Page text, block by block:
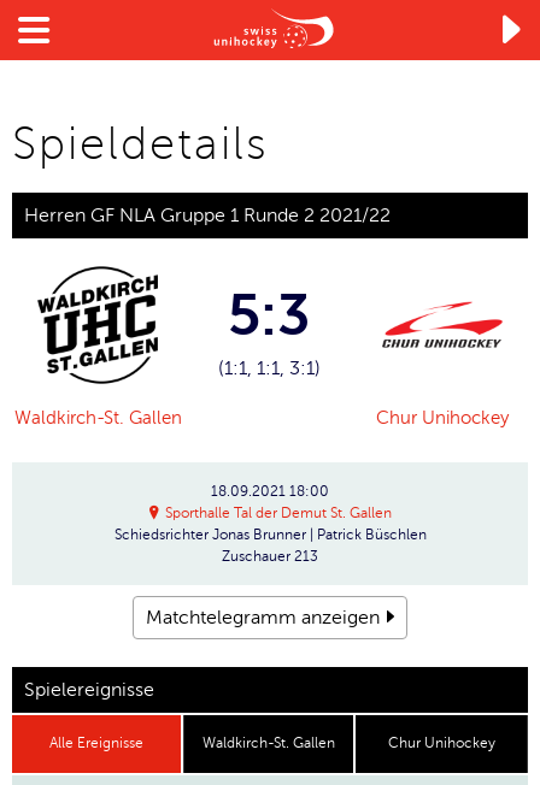

Spieldetails
Herren GF NLA Gruppe 1 Runde 2 2021/22
Waldkirch-St. Gallen
5:3
(1:1, 1:1, 3:1)
Chur Unihockey
18.09.2021 18:00
Sporthalle Tal der Demut St. Gallen
Schiedsrichter Jonas Brunner | Patrick Büschlen
Zuschauer 213
Matchtelegramm anzeigen
Spielereignisse
Alle Ereignisse Waldkirch-St. Gallen Chur Unihockey